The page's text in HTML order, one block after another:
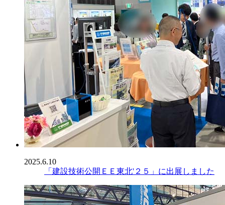
2025.6.10
「建設技術公開ＥＥ東北'２５」に出展しました